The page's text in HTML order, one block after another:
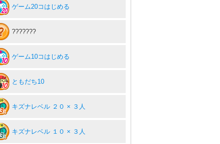
ゲーム20コはじめる
???????
ゲーム10コはじめる
ともだち10
キズナレベル ２０ × ３人
キズナレベル １０ × ３人